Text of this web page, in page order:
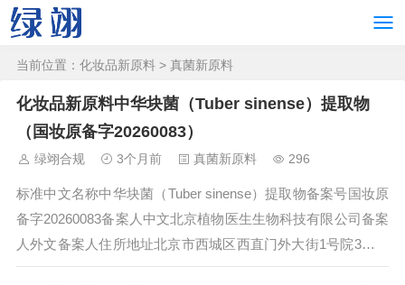
当前位置： 化妆品新原料 > 真菌新原料
化妆品新原料中华块菌（Tuber sinense）提取物
（国妆原备字20260083）
绿翊合规 3个月前 真菌新原料 296
标准中文名称中华块菌（Tuber sinense）提取物备案号国妆原
备字20260083备案人中文北京植物医生生物科技有限公司备案
人外文备案人住所地址北京市西城区西直门外大街1号院3号楼
10层D9备案人所在国（地区）中国境内责任人名称境内责任人